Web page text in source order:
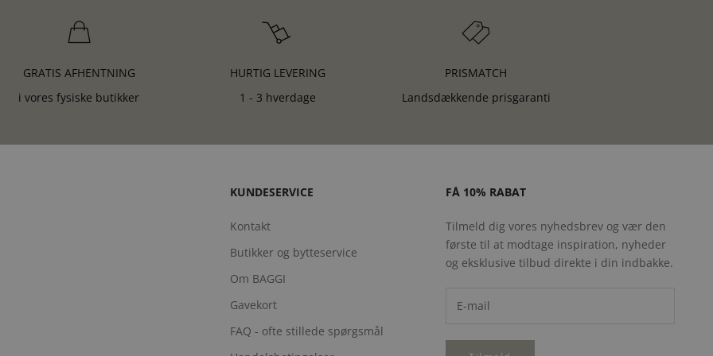
GRATIS AFHENTNING
i vores fysiske butikker
HURTIG LEVERING
1 - 3 hverdage
PRISMATCH
Landsdækkende prisgaranti
KUNDESERVICE
Kontakt
Butikker og bytteservice
Om BAGGI
Gavekort
FAQ - ofte stillede spørgsmål
FÅ 10% RABAT
Tilmeld dig vores nyhedsbrev og vær den
første til at modtage inspiration, nyheder
og eksklusive tilbud direkte i din indbakke.